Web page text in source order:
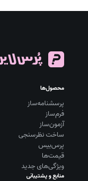
محصول‌ها
پرسشنامه‌ساز
فرم‌ساز
آزمون‌ساز
ساخت نظرسنجی
پرس‌بیس
قیمت‌ها
ویژگی‌های جدید
منابع و پشتیبانی